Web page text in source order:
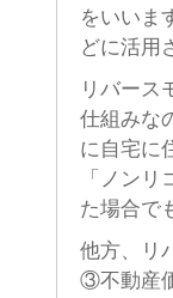
をいいま
どに活用
リバース
仕組みな
に自宅に
「ノン
た場合で
他方、リ
③不動産